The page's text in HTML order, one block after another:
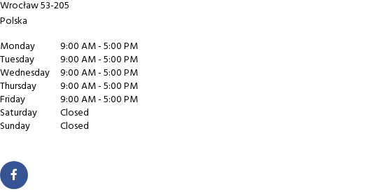
Wrocław53-205
Polska
Monday
9:00 AM - 5:00 PM
Tuesday
9:00 AM - 5:00 PM
Wednesday
9:00 AM - 5:00 PM
Thursday
9:00 AM - 5:00 PM
Friday
9:00 AM - 5:00 PM
Saturday
Closed
Sunday
Closed